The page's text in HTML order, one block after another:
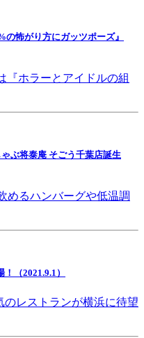
の怖がり方にガッツポーズ』
『ホラーとアイドルの組
ぶ将泰庵 そごう千葉店誕生
めるハンバーグや低温調
（2021.9.1）
レストランが横浜に待望